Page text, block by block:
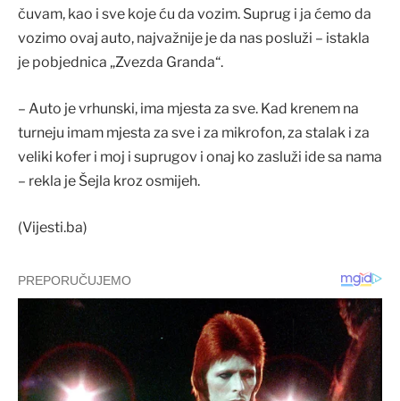
čuvam, kao i sve koje ću da vozim. Suprug i ja ćemo da
vozimo ovaj auto, najvažnije je da nas posluži – istakla
je pobjednica „Zvezda Granda“.
– Auto je vrhunski, ima mjesta za sve. Kad krenem na
turneju imam mjesta za sve i za mikrofon, za stalak i za
veliki kofer i moj i suprugov i onaj ko zasluži ide sa nama
– rekla je Šejla kroz osmijeh.
(Vijesti.ba)